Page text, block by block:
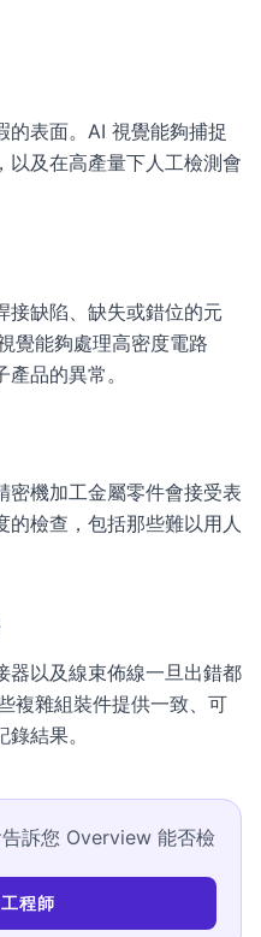
的表面。AI 視覺能夠捕捉
以及在高產量下人工檢測會
接缺陷、缺失或錯位的元
覺能夠處理高密度電路
品的異常。
密機加工金屬零件會接受表
的檢查，包括那些難以用人
器以及線束佈線一旦出錯都
複雜組裝件提供一致、可
結果。
訴您 Overview 能否檢
程師